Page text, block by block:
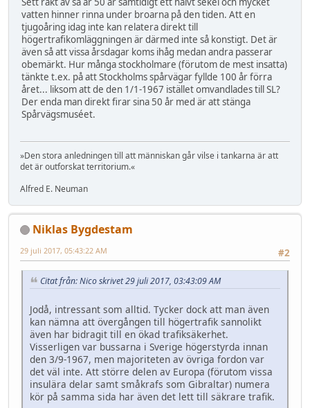
vatten hinner rinna under broarna på den tiden. Att en
tjugoåring idag inte kan relatera direkt till
högertrafikomläggningen är därmed inte så konstigt. Det är
även så att vissa årsdagar koms ihåg medan andra passerar
obemärkt. Hur många stockholmare (förutom de mest insatta)
tänkte t.ex. på att Stockholms spårvägar fyllde 100 år förra
året... liksom att de den 1/1-1967 istället omvandlades till SL?
Der enda man direkt firar sina 50 år med är att stänga
Spårvägsmuséet.
»Den stora anledningen till att människan går vilse i tankarna är att
det är outforskat territorium.«
Alfred E. Neuman
Niklas Bygdestam
#2
29 juli 2017, 05:43:22 AM
Citat från: Nico skrivet 29 juli 2017, 03:43:09 AM
Jodå, intressant som alltid. Tycker dock att man även
kan nämna att övergången till högertrafik sannolikt
även har bidragit till en ökad trafiksäkerhet.
Visserligen var bussarna i Sverige högerstyrda innan
den 3/9-1967, men majoriteten av övriga fordon var
det väl inte. Att större delen av Europa (förutom vissa
insulära delar samt småkrafs som Gibraltar) numera
kör på samma sida har även det lett till säkrare trafik.